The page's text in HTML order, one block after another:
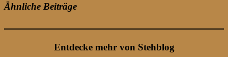
Ähnliche Beiträge
Entdecke mehr von Stehblog